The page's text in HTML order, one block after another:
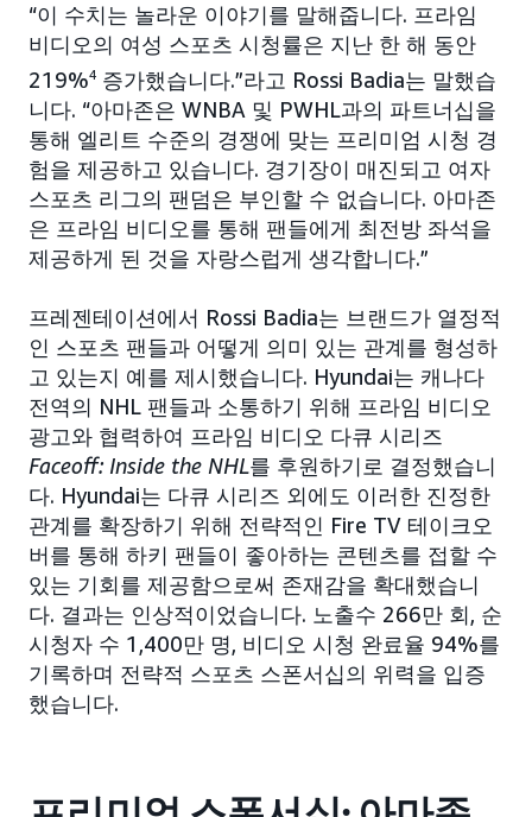
“이 수치는 놀라운 이야기를 말해줍니다. 프라임
비디오의 여성 스포츠 시청률은 지난 한 해 동안
219%4 증가했습니다.”라고 Rossi Badia는 말했습
니다. “아마존은 WNBA 및 PWHL과의 파트너십을
통해 엘리트 수준의 경쟁에 맞는 프리미엄 시청 경
험을 제공하고 있습니다. 경기장이 매진되고 여자
스포츠 리그의 팬덤은 부인할 수 없습니다. 아마존
은 프라임 비디오를 통해 팬들에게 최전방 좌석을
제공하게 된 것을 자랑스럽게 생각합니다.”
프레젠테이션에서 Rossi Badia는 브랜드가 열정적
인 스포츠 팬들과 어떻게 의미 있는 관계를 형성하
고 있는지 예를 제시했습니다. Hyundai는 캐나다
전역의 NHL 팬들과 소통하기 위해 프라임 비디오
광고와 협력하여 프라임 비디오 다큐 시리즈
Faceoff: Inside the NHL를 후원하기로 결정했습니
다. Hyundai는 다큐 시리즈 외에도 이러한 진정한
관계를 확장하기 위해 전략적인 Fire TV 테이크오
버를 통해 하키 팬들이 좋아하는 콘텐츠를 접할 수
있는 기회를 제공함으로써 존재감을 확대했습니
다. 결과는 인상적이었습니다. 노출수 266만 회, 순
시청자 수 1,400만 명, 비디오 시청 완료율 94%를
기록하며 전략적 스포츠 스폰서십의 위력을 입증
했습니다.